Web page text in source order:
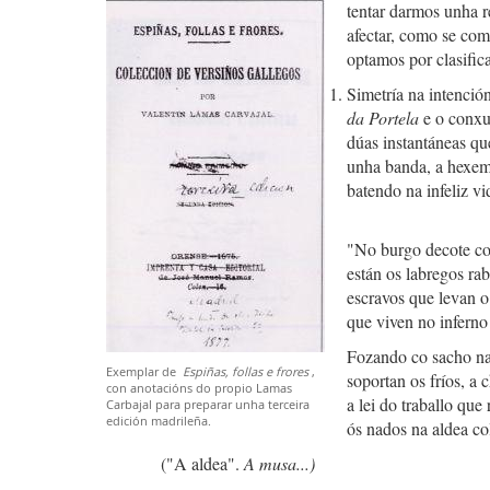
Exemplar de Espiñas, follas e frores,
con anotacións do propio Lamas
Carbajal para preparar unha terceira
edición madrileña.
tentar darmos unha
afectar, como se
optamos por
Simetría na
da Portelae o
dúas instantáneas
unha banda, a
batendo na infeliz
"No burgo decote
están os labregos
escravos que levan
que viven no
Fozando co sacho
soportan os fríos, a
a lei do traballo que
ós nados na aldea
("A aldea". A musa...)